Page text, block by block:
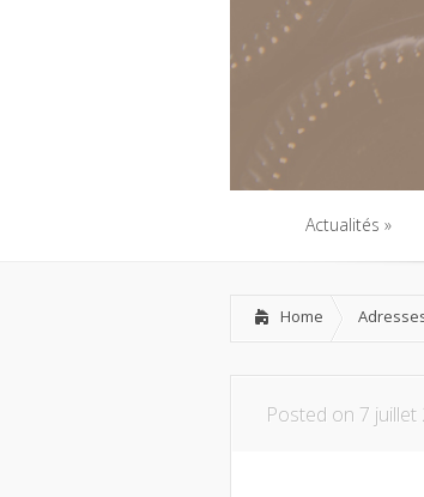
Actualités
Actualités
Home
Posted on 7 juillet